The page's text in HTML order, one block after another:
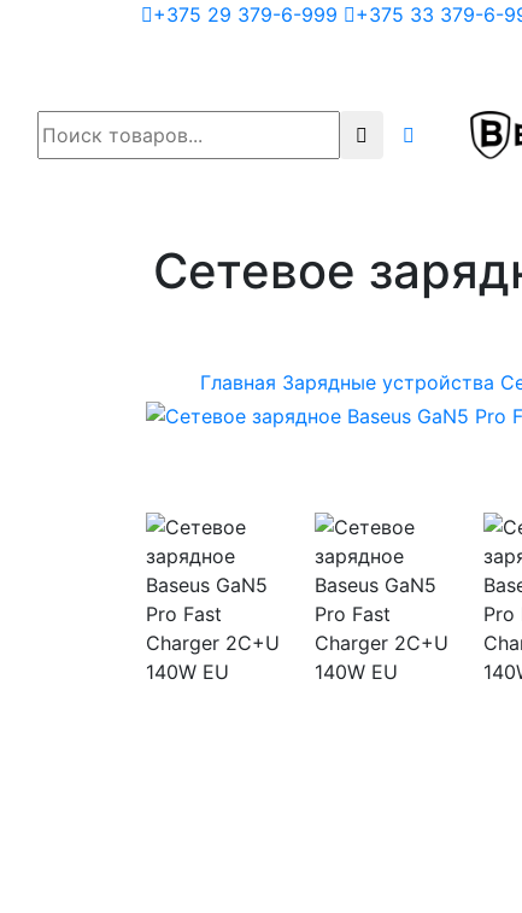
+375 29 379-6-999 +375 33 379-6-
Сетевое
Главная Зарядные устройства